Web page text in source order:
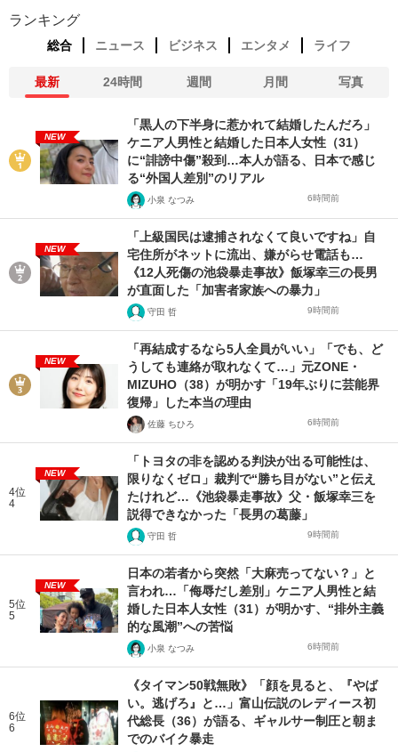
ランキング
総合 ニュース ビジネス エンタメ ライフ
最新 24時間 週間 月間 写真
NEW
「黒人の下半身に惹かれて結婚したんだろ」
ケニア人男性と結婚した日本人女性（31）
に“誹謗中傷”殺到…本人が語る、日本で感じ
る“外国人差別”のリアル
小泉 なつみ 6時間前
NEW
「上級国民は逮捕されなくて良いですね」自
宅住所がネットに流出、嫌がらせ電話も…
《12人死傷の池袋暴走事故》飯塚幸三の長男
が直面した「加害者家族への暴力」
守田 哲 9時間前
NEW
「再結成するなら5人全員がいい」「でも、ど
うしても連絡が取れなくて…」元ZONE・
MIZUHO（38）が明かす「19年ぶりに芸能界
復帰」した本当の理由
佐藤 ちひろ 6時間前
4位
4
NEW
「トヨタの非を認める判決が出る可能性は、
限りなくゼロ」裁判で“勝ち目がない”と伝え
たけれど…《池袋暴走事故》父・飯塚幸三を
説得できなかった「長男の葛藤」
守田 哲 9時間前
5位
5
NEW
日本の若者から突然「大麻売ってない？」と
言われ…「侮辱だし差別」ケニア人男性と結
婚した日本人女性（31）が明かす、“排外主義
的な風潮”への苦悩
小泉 なつみ 6時間前
6位
6
《タイマン50戦無敗》「顔を見ると、『やば
い。逃げろ』と…」富山伝説のレディース初
代総長（36）が語る、ギャルサー制圧と朝ま
でのバイク暴走